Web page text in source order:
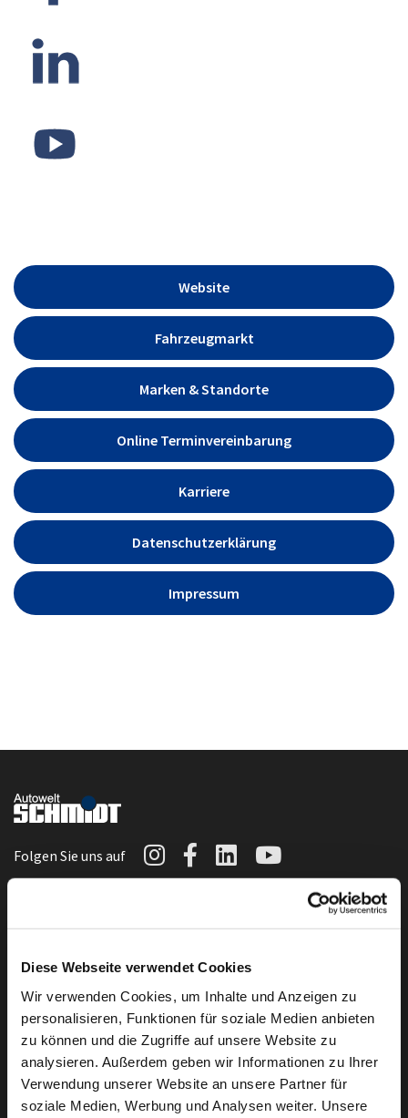
Diese Webseite verwendet Cookies
Wir verwenden Cookies, um Inhalte und Anzeigen zu
personalisieren, Funktionen für soziale Medien anbieten
zu können und die Zugriffe auf unsere Website zu
analysieren. Außerdem geben wir Informationen zu Ihrer
Verwendung unserer Website an unsere Partner für
soziale Medien, Werbung und Analysen weiter. Unsere
Website
Fahrzeugmarkt
Marken & Standorte
Online Terminvereinbarung
Karriere
Datenschutzerklärung
Impressum
Folgen Sie uns auf Autowelt Schmidt auf
Autowelt Schmidt
AutoweltAutowelt